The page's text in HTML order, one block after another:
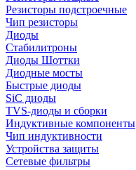
Резисторы подстроечные
Чип резисторы
Диоды
Стабилитроны
Диоды Шоттки
Диодные мосты
Быстрые диоды
SiC диоды
TVS-диоды и сборки
Индуктивные компоненты
Чип индуктивности
Устройства защиты
Сетевые фильтры